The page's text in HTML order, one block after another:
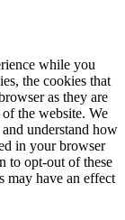
while you
the cookies that
as they are
the website. We
understand how
in your browser
to opt-out of these
may have an effect